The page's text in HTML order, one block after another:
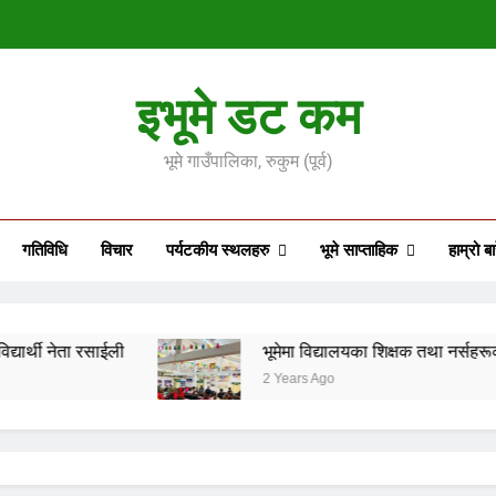
इभूमे डट कम
भूमे गाउँपालिका, रुकुम (पूर्व)
गतिविधि विचार पर्यटकीय स्थलहरु भूमे साप्ताहिक हाम्रो
भूमेमा विद्यालयका शिक्षक तथा नर्सहरूका लागि
2 Years Ago